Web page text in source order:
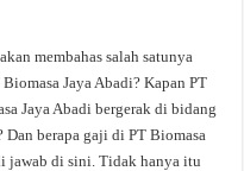
membahas salah satunya
Jaya Abadi? Kapan PT
Jaya Abadi bergerak di bidang
Dan berapa gaji di PT Biomasa
jawab di sini. Tidak hanya itu